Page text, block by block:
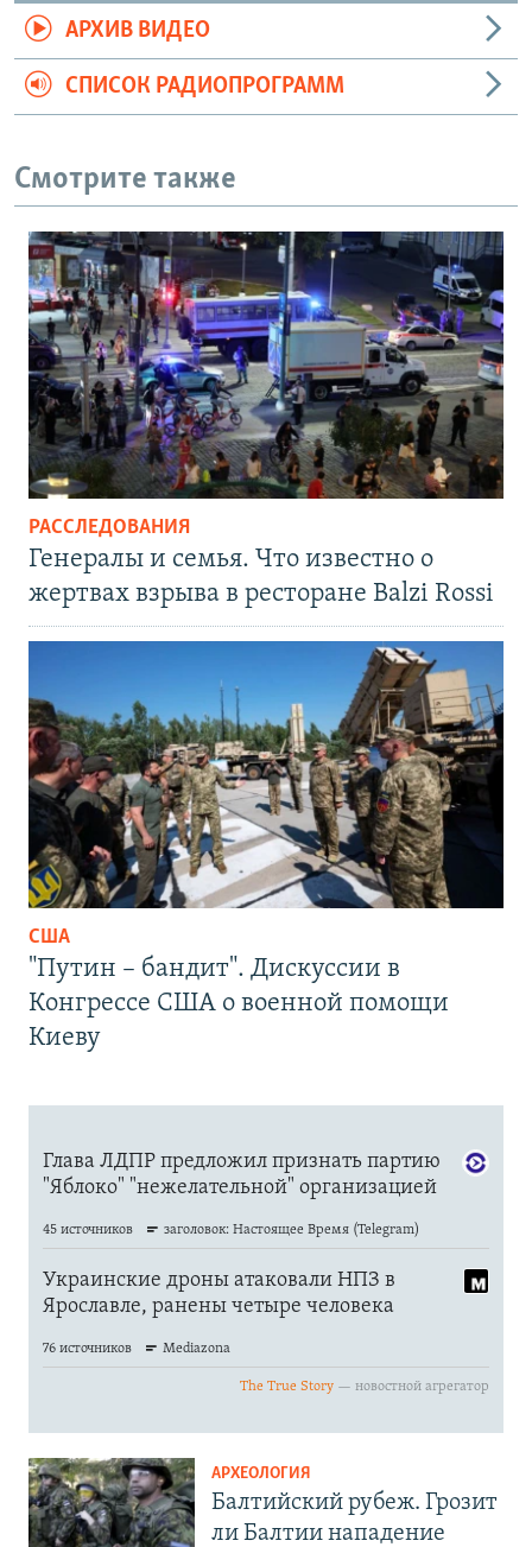
АРХИВ ВИДЕО
СПИСОК РАДИОПРОГРАММ
Смотрите также
РАССЛЕДОВАНИЯ
Генералы и семья. Что известно о
жертвах взрыва в ресторане Balzi Rossi
США
"Путин – бандит". Дискуссии в
Конгрессе США о военной помощи
Киеву
АРХЕОЛОГИЯ
Балтийский рубеж. Грозит
ли Балтии нападение